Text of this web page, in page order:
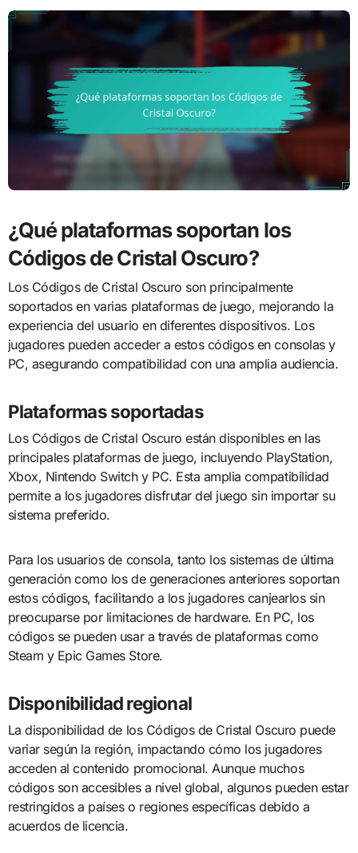
¿Qué plataformas soportan los
Códigos de Cristal Oscuro?
Los Códigos de Cristal Oscuro son principalmente
soportados en varias plataformas de juego, mejorando la
experiencia del usuario en diferentes dispositivos. Los
jugadores pueden acceder a estos códigos en consolas y
PC, asegurando compatibilidad con una amplia audiencia.
Plataformas soportadas
Los Códigos de Cristal Oscuro están disponibles en las
principales plataformas de juego, incluyendo PlayStation,
Xbox, Nintendo Switch y PC. Esta amplia compatibilidad
permite a los jugadores disfrutar del juego sin importar su
sistema preferido.
Para los usuarios de consola, tanto los sistemas de última
generación como los de generaciones anteriores soportan
estos códigos, facilitando a los jugadores canjearlos sin
preocuparse por limitaciones de hardware. En PC, los
códigos se pueden usar a través de plataformas como
Steam y Epic Games Store.
Disponibilidad regional
La disponibilidad de los Códigos de Cristal Oscuro puede
variar según la región, impactando cómo los jugadores
acceden al contenido promocional. Aunque muchos
códigos son accesibles a nivel global, algunos pueden estar
restringidos a países o regiones específicas debido a
acuerdos de licencia.